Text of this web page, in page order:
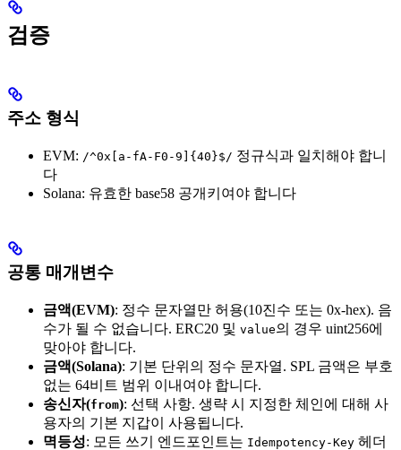
검증
주소 형식
EVM: /^0x[a-fA-F0-9]{40}$/ 정규식과 일치해야 합니
다
Solana: 유효한 base58 공개키여야 합니다
공통 매개변수
금액(EVM): 정수 문자열만 허용(10진수 또는 0x-hex). 음
수가 될 수 없습니다. ERC20 및 value의 경우 uint256에
맞아야 합니다.
금액(Solana): 기본 단위의 정수 문자열. SPL 금액은 부호
없는 64비트 범위 이내여야 합니다.
송신자(from): 선택 사항. 생략 시 지정한 체인에 대해 사
용자의 기본 지갑이 사용됩니다.
멱등성: 모든 쓰기 엔드포인트는 Idempotency-Key 헤더